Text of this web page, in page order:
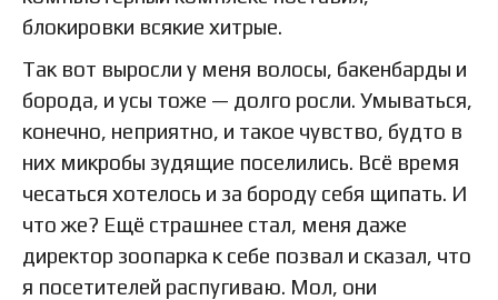
блокировки всякие хитрые.
Так вот выросли у меня волосы, бакенбарды и
борода, и усы тоже — долго росли. Умываться,
конечно, неприятно, и такое чувство, будто в
них микробы зудящие поселились. Всё время
чесаться хотелось и за бороду себя щипать. И
что же? Ещё страшнее стал, меня даже
директор зоопарка к себе позвал и сказал, что
я посетителей распугиваю. Мол, они